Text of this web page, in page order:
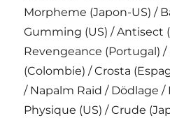
Morpheme (Japon-US) /
Gumming (US) / Antisect
Revengeance (Portugal) /
(Colombie) / Crosta
/ Napalm Raid / Dödlage /
Physique (US) / Crude